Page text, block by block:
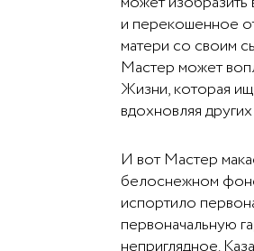
и перекошенное
матери со своим
Мастер может
Жизни, которая
вдохновляя
И вот Мастер
белоснежном
испортило
первоначальную